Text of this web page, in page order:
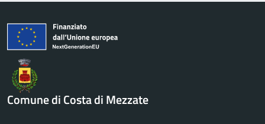
Comune di Costa di Mezzate